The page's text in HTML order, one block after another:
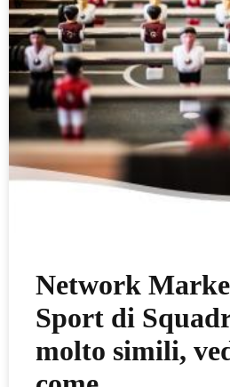
Network
Sport di
molto simili,